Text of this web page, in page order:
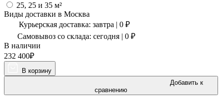
25, 25 и 35 м²
Виды доставки в Москва
Курьерская доставка: завтра | 0 ₽
Самовывоз со склада: сегодня | 0 ₽
В наличии
232 400₽
В корзину
Добавить к
сравнению